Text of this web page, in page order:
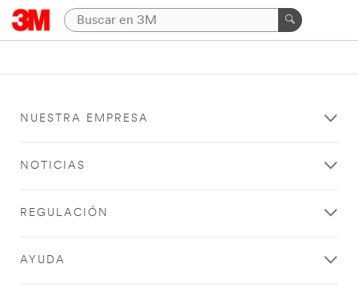
NUESTRA EMPRESA
NOTICIAS
REGULACIÓN
AYUDA